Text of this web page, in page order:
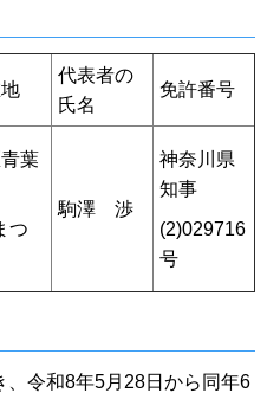
代表者の
氏名
免許番号
葉
つ
駒澤 渉
神奈川県
知事
(2)029716
号
令和8年5月28日から同年6